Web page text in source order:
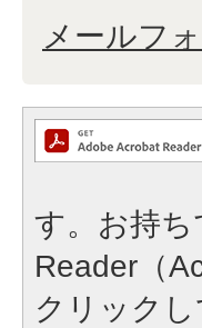
メールフ
す。お持
Reader（
クリック